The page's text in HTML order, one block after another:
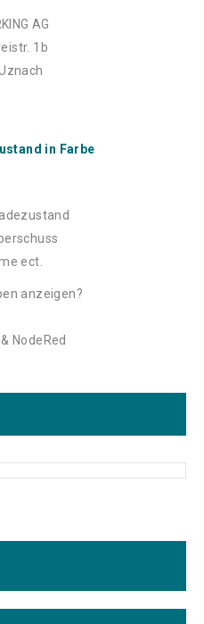
AG
1b
in Farbe
ect.
anzeigen?
NodeRed